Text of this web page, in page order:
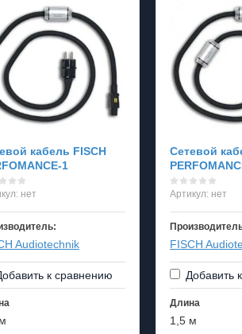
кабель FISCH
1
нет
Audiotechnik
к сравнению
Сетевой
Артикул: нет
FISCH
Добавить
Длина
1,5 м